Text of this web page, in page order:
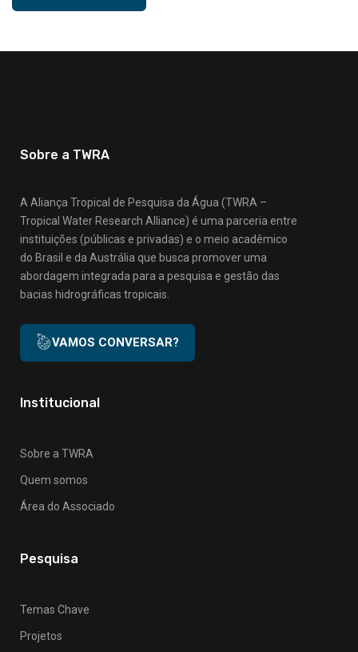
Sobre a TWRA
A Aliança Tropical de Pesquisa da Água (TWRA –
Tropical Water Research Alliance) é uma parceria entre
instituições (públicas e privadas) e o meio acadêmico
do Brasil e da Austrália que busca promover uma
abordagem integrada para a pesquisa e gestão das
bacias hidrográficas tropicais.
VAMOS CONVERSAR?
Institucional
Sobre a TWRA
Quem somos
Área do Associado
Pesquisa
Temas Chave
Projetos